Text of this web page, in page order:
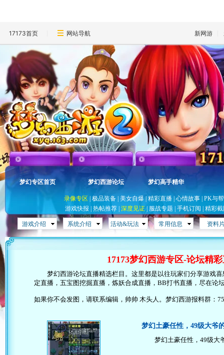
17173首页 网站导航 新网游
梦幻专区首页 梦幻西游论坛 梦幻高手精华
录像专区 极品装备 美女自爆| 精彩直播 心情故事 PK与
游戏快报
热帖推荐 深度见证 服战专题 手机订阅 精彩
游戏介绍 系统介绍 活动&玩法 常用信息 资料
17173梦幻西游专区-论坛精
梦幻西游论坛直播精选栏目。这里都是以往玩家们分享游戏喜
定直播，五宝图挖掘直播，炼妖合成直播，BB打书直播，尽在论
如果你不会发图，请联系编辑，帅帅 木头人。梦幻西游报料群：
梦幻土豪任性，49级大爷
梦幻土豪任性，49级大